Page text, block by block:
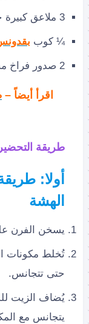
3 ملاعق كبيرة جبنة فيتا.
¼ كوب
2 صدور فراخ مسلوقة ومُقطعة قطع صغيرة.
اقرأ أيضاً –
طريقة
أولا:
الهشة
يسخن الفرن على درجة
تُخلط مكونات
حتى تتجانس.
يُضاف الزيت
يتجانس مع